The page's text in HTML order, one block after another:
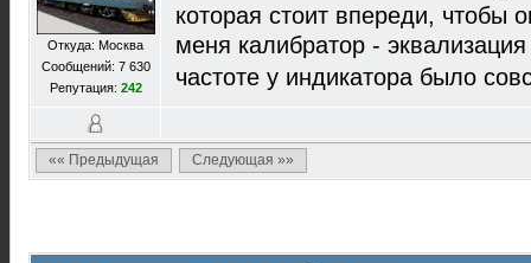
Откуда: Москва
Сообщений: 7 630
Репутация: 242
которая стоит впереди, чтобы
меня калибратор -
частоте у индикатора было
«« Предыдущая Следующая »»